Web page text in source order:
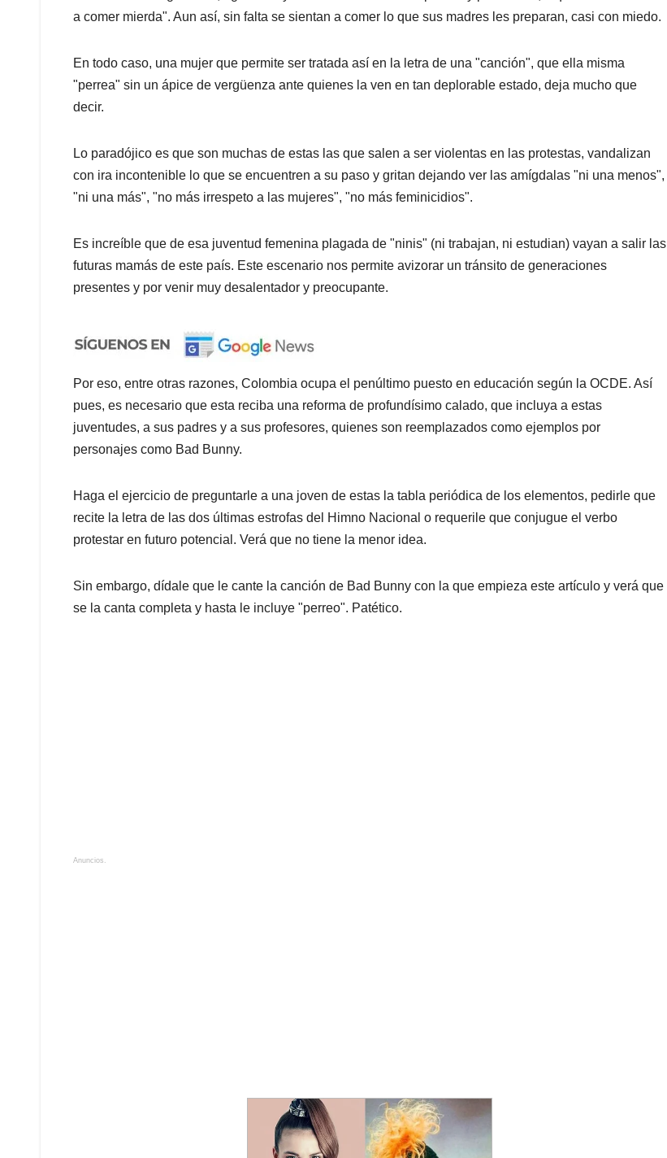
a comer mierda". Aun así, sin falta se sientan a comer lo que sus madres les preparan, casi con miedo.
En todo caso, una mujer que permite ser tratada así en la letra de una "canción", que ella misma
"perrea" sin un ápice de vergüenza ante quienes la ven en tan deplorable estado, deja mucho que
decir.
Lo paradójico es que son muchas de estas las que salen a ser violentas en las protestas, vandalizan
con ira incontenible lo que se encuentren a su paso y gritan dejando ver las amígdalas "ni una menos",
"ni una más", "no más irrespeto a las mujeres", "no más feminicidios".
Es increíble que de esa juventud femenina plagada de "ninis" (ni trabajan, ni estudian) vayan a salir las
futuras mamás de este país. Este escenario nos permite avizorar un tránsito de generaciones
presentes y por venir muy desalentador y preocupante.
Por eso, entre otras razones, Colombia ocupa el penúltimo puesto en educación según la OCDE. Así
pues, es necesario que esta reciba una reforma de profundísimo calado, que incluya a estas
juventudes, a sus padres y a sus profesores, quienes son reemplazados como ejemplos por
personajes como Bad Bunny.
Haga el ejercicio de preguntarle a una joven de estas la tabla periódica de los elementos, pedirle que
recite la letra de las dos últimas estrofas del Himno Nacional o requerile que conjugue el verbo
protestar en futuro potencial. Verá que no tiene la menor idea.
Sin embargo, dídale que le cante la canción de Bad Bunny con la que empieza este artículo y verá que
se la canta completa y hasta le incluye "perreo". Patético.
Anuncios.